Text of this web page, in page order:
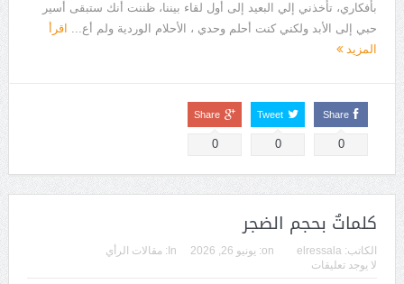
بأفكاري، تأخذني إلي البعيد إلى أول لقاء بيننا، ظننت أنك ستبقى أسير
حبي إلى الأبد ولكني كنت أحلم وحدي ، الأحلام الوردية ولم أع... اقرأ
المزيد
Share
0
Tweet
0
Share
0
كلماتٌ بحجم الضجر
الكاتب: elressala
on: يونيو 26, 2026 In:
مقالات الرأي
لا يوجد تعليقات